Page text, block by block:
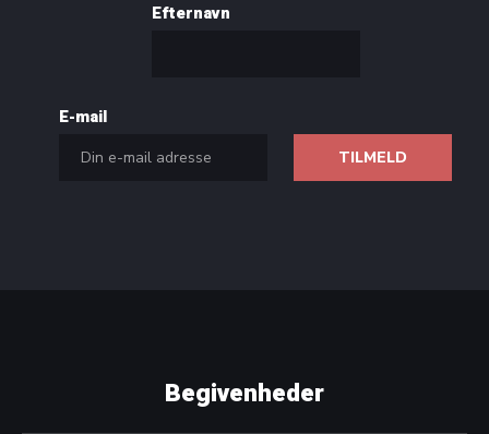
Efternavn
E-mail
Begivenheder